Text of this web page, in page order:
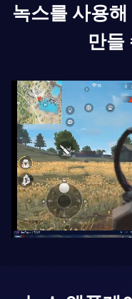
녹스를 사용
만들